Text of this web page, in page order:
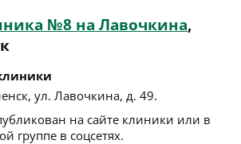
№8 на Лавочкина,
, ул. Лавочкина, д. 49.
на сайте клиники или в
группе в соцсетях.